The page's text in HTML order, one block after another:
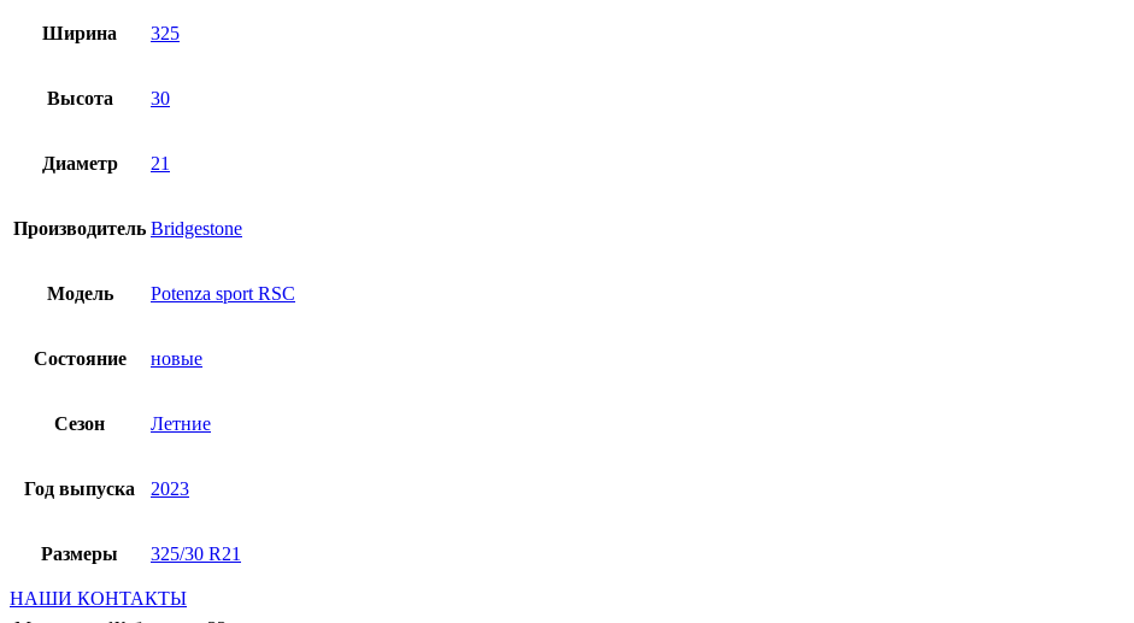
Ширина 325
Высота 30
Диаметр 21
Производитель Bridgestone
Модель Potenza sport RSC
Состояние новые
Сезон Летние
Год выпуска 2023
Размеры 325/30 R21
НАШИ КОНТАКТЫ